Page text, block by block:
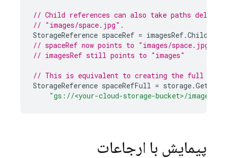
// Child references can also take paths
// "images/space.jpg".
StorageReference spaceRef = imagesRef.Child
// spaceRef now points to "images/space.jpg"
// imagesRef still points to "images"
// This is equivalent to creating the full
StorageReference spaceRefFull = storage.
"gs://<your-cloud-storage-bucket>/images/
پیمایش با ارجاعات